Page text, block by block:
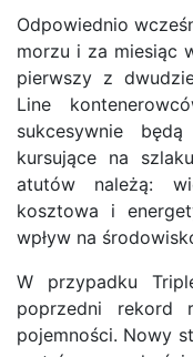
Odpowiednio
morzu i za miesiąc
pierwszy z
Line
sukcesywnie
kursujące na
atutów należą:
kosztowa i
wpływ na
W przypadku
poprzedni rekord
pojemności. Nowy